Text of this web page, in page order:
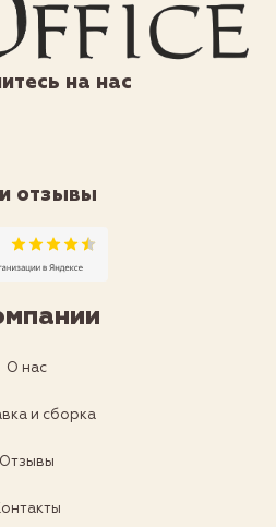
на нас
отзывы
О нас
и сборка
Отзывы